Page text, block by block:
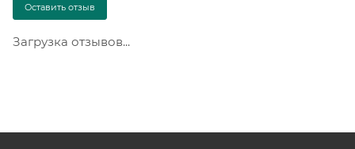
Оставить отзыв
Загрузка отзывов...